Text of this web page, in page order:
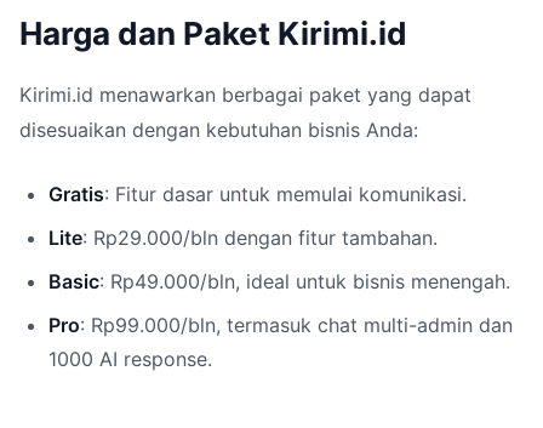
Harga dan Paket Kirimi.id
Kirimi.id menawarkan berbagai paket yang dapat
disesuaikan dengan kebutuhan bisnis Anda:
Gratis: Fitur dasar untuk memulai komunikasi.
Lite: Rp29.000/bln dengan fitur tambahan.
Basic: Rp49.000/bln, ideal untuk bisnis menengah.
Pro: Rp99.000/bln, termasuk chat multi-admin dan
1000 AI response.